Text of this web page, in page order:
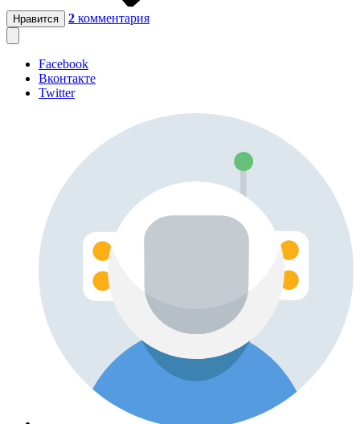
Нравится 2 комментария
Facebook
Вконтакте
Twitter